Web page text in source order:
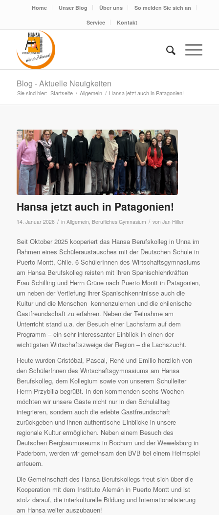
Home Unser Blog Über uns
So melden Sie sich an
Service
Kontakt
Blog - Aktuelle Neuigkeiten
Sie sind hier: Startseite / Allgemein / Hansa jetzt auch in Patagonien!
Hansa jetzt auch in Patagonien!
14. Januar 2026 / in Allgemein Berufliches Gymnasium / von Jan Hiller
Seit Oktober 2025 kooperiert das Hansa Berufskolleg in Unna im
Rahmen eines Schüleraustausches mit der Deutschen Schule in
Puerto Montt, Chile. 6 SchülerInnen des Wirtschaftsgymnasiums
am Hansa Berufskolleg reisten mit ihren Spanischlehrkräften
Frau Schilling und Herrn Grüne nach Puerto Montt in Patagonien,
um neben der Vertiefung ihrer Spanischkenntnisse auch die
Kultur und die Menschen kennenzulernen und die chilenische
Gastfreundschaft zu erfahren. Neben der Teilnahme am
Unterricht stand u.a. der Besuch einer Lachsfarm auf dem
Programm – ein sehr interessanter Einblick in einen der
wichtigsten Wirtschaftszweige der Region – die Lachszucht.
Heute wurden Cristóbal, Pascal, René und Emilio herzlich von
den SchülerInnen des Wirtschaftsgymnasiums am Hansa
Berufskolleg, dem Kollegium sowie von unserem Schulleiter
Herrn Przybilla begrüßt. In den kommenden sechs Wochen
möchten wir unsere Gäste nicht nur in den Schulalltag
integrieren, sondern auch die erlebte Gastfreundschaft
zurückgeben und ihnen authentische Einblicke in unsere
regionale Kultur ermöglichen. Neben einem Besuch des
Deutschen Bergbaumuseums in Bochum und der Wewelsburg in
Paderborn, werden wir gemeinsam den BVB bei einem Heimspiel
anfeuern.
Die Gemeinschaft des Hansa Berufskollegs freut sich über die
Kooperation mit dem Instituto Alemán in Puerto Montt und ist
stolz darauf, die interkulturelle Bildung und Internationalisierung
am Hansa weiter auszubauen!